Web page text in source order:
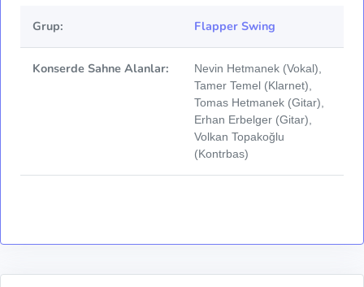
Grup: Flapper Swing
Konserde Sahne Alanlar:
Nevin Hetmanek (Vokal),
Tamer Temel (Klarnet),
Tomas Hetmanek (Gitar),
Erhan Erbelger (Gitar),
Volkan Topakoğlu
(Kontrbas)